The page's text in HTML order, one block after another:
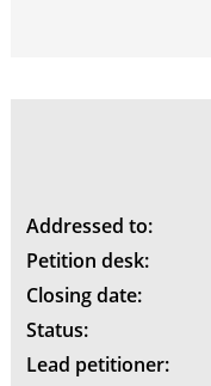
Addressed to:
Petition desk:
Closing date:
Status:
Lead petitioner: